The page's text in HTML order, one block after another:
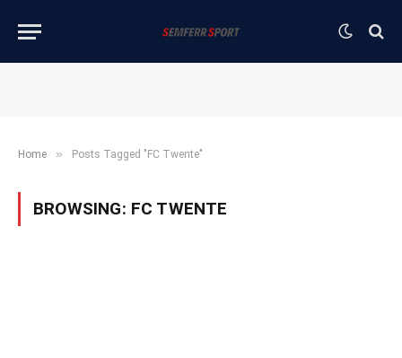
Home » Posts Tagged "FC Twente"
BROWSING: FC TWENTE